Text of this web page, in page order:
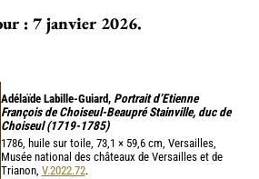
: 7 janvier 2026.
Adélaïde Labille-Guiard, Portrait d’Etienne
François de Choiseul-Beaupré Stainville, duc de
Choiseul (1719-1785)
1786, huile sur toile, 73,1 × 59,6 cm, Versailles,
Musée national des châteaux de Versailles et de
Trianon, V.2022.72.